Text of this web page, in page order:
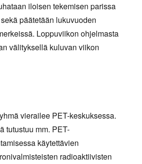
iloisen tekemisen parissa
päätetään lukuvuoden
Loppuviikon ohjelmasta
välityksellä kuluvan viikon
vierailee PET-keskuksessa.
tutustuu mm. PET-
käytettävien
radioaktiivisten